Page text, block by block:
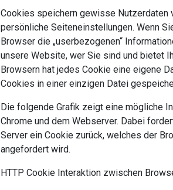
Cookies speichern gewisse
persönliche Seiteneinstellungen. Wenn
Browser die „userbezogenen“
unsere Website, wer Sie sind und bietet
Browsern hat jedes Cookie eine eigene
Cookies in einer einzigen Datei
Die folgende Grafik zeigt eine mögliche
Chrome und dem Webserver. Dabei
Server ein Cookie zurück, welches der
angefordert wird.
HTTP Cookie Interaktion zwischen